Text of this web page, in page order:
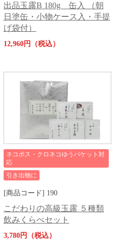
出品玉露B 180g 缶入 （朝
日塗缶・小物ケース入・手提
げ袋付）
12,960円（税込）
ネコポス・クロネコゆうパケット対
応
引き出物に
[商品コード] 190
こだわりの高級玉露 ５種類
飲みくらべセット
3,780円（税込）